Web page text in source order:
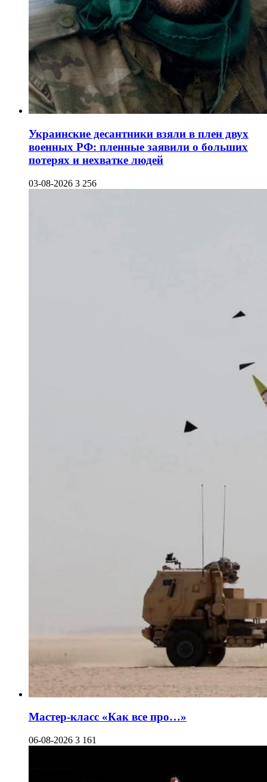
Украинские десантники взяли в плен двух
военных РФ: пленные заявили о больших
потерях и нехватке людей
03-08-2026 3 256
Мастер-класс «Как все про…»
06-08-2026 3 161